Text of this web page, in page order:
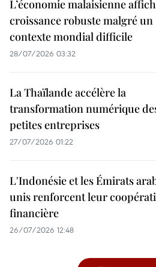
L’économie malaisienne
croissance robuste malgré un
contexte mondial difficile
28/07/2026 03:32
La Thaïlande accélère la
transformation numérique
petites entreprises
27/07/2026 01:22
L'Indonésie et les Émirats
unis renforcent leur
financière
26/07/2026 12:48